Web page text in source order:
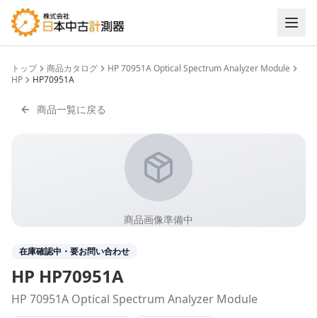
トップ 商品カタログ
HP 70951A Optical Spectrum Analyzer Module
HP
HP70951A
商品一覧に戻る
商品画像準備中
在庫確認中・要お問い合わせ
HP HP70951A
HP 70951A Optical Spectrum Analyzer Module